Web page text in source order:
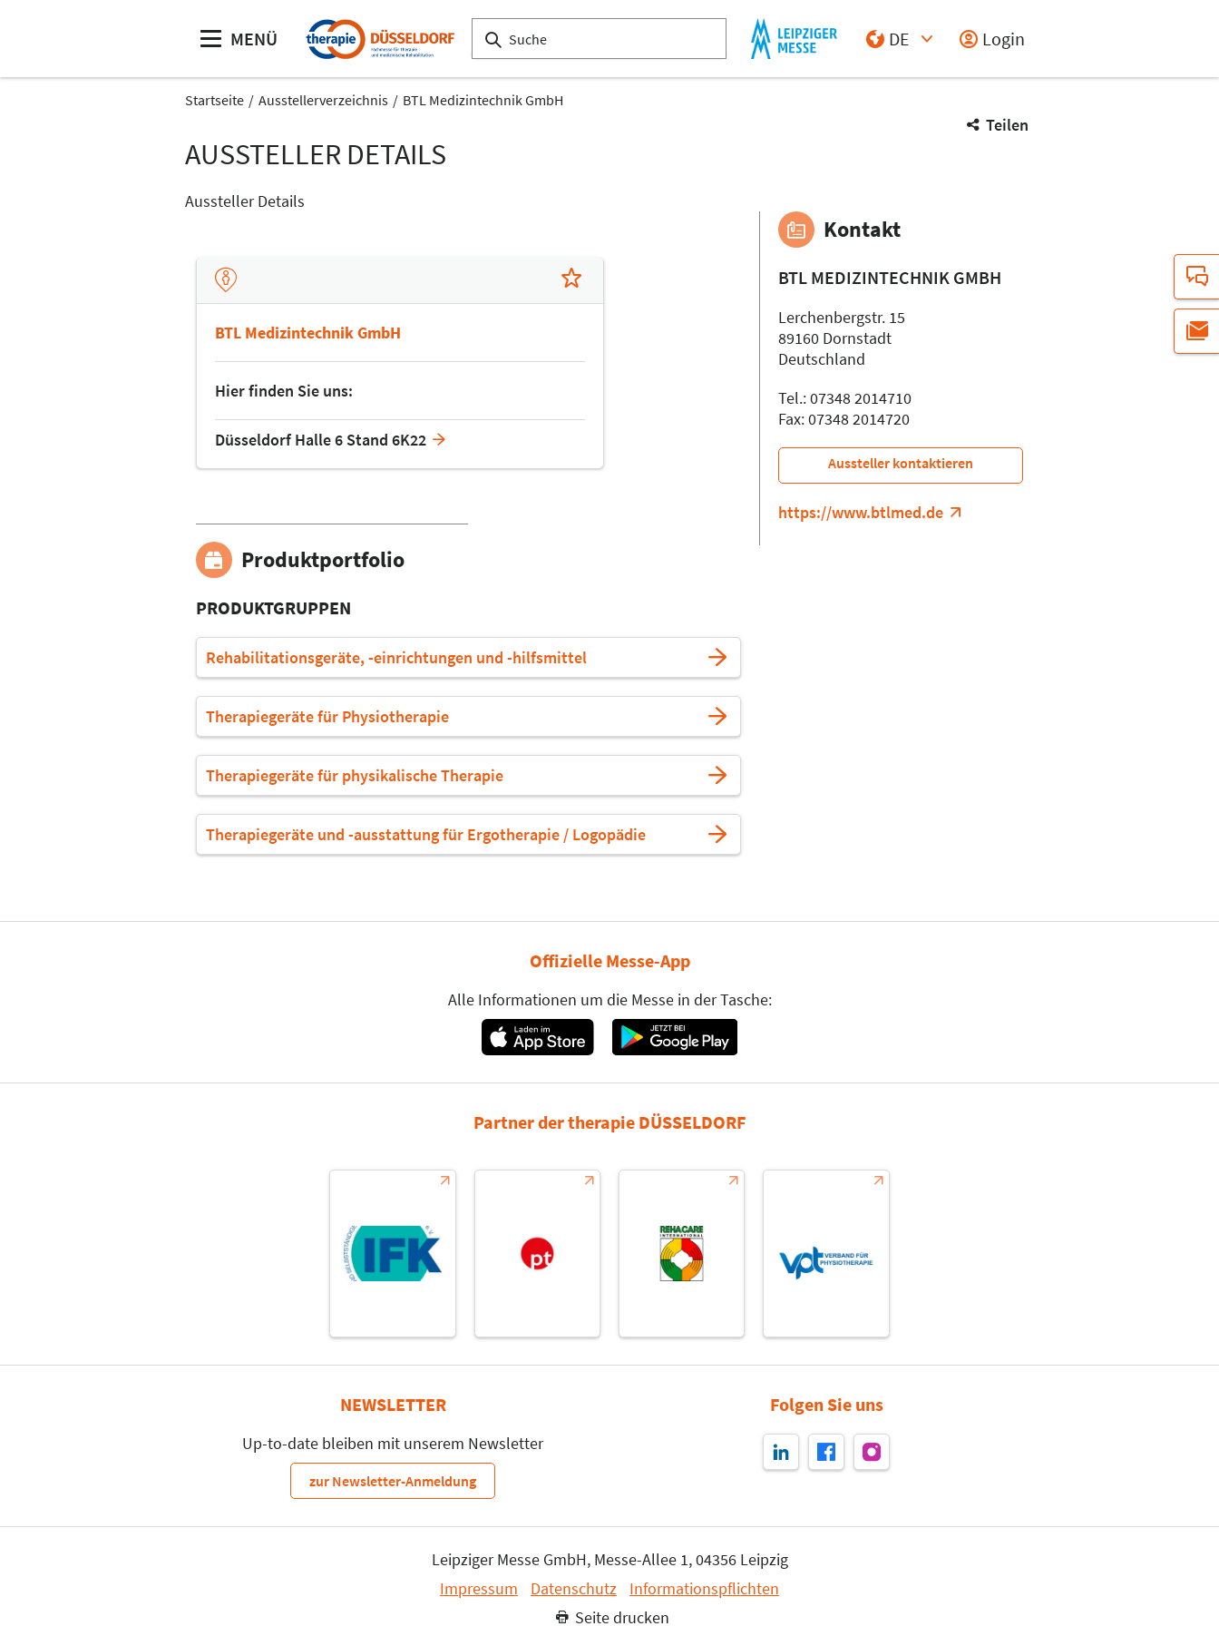
MENÜ
DE
Login
Startseite Ausstellerverzeichnis BTL Medizintechnik GmbH
Teilen
AUSSTELLER DETAILS
Aussteller Details
BTL Medizintechnik GmbH
Hier finden Sie uns:
Düsseldorf Halle 6 Stand 6K22
Produktportfolio
PRODUKTGRUPPEN
Rehabilitationsgeräte, -einrichtungen und -hilfsmittel
Therapiegeräte für Physiotherapie
Therapiegeräte für physikalische Therapie
Therapiegeräte und -ausstattung für Ergotherapie / Logopädie
Kontakt
BTL MEDIZINTECHNIK GMBH
Lerchenbergstr. 15
89160 Dornstadt
Deutschland
Tel.: 07348 2014710
Fax: 07348 2014720
Aussteller kontaktieren
https://www.btlmed.de
Offizielle Messe-App
Alle Informationen um die Messe in der Tasche:
Partner der therapie DÜSSELDORF
NEWSLETTER
Up-to-date bleiben mit unserem Newsletter
zur Newsletter-Anmeldung
Folgen Sie uns
Leipziger Messe GmbH, Messe-Allee 1, 04356 Leipzig
Impressum
Datenschutz
Informationspflichten
Seite drucken